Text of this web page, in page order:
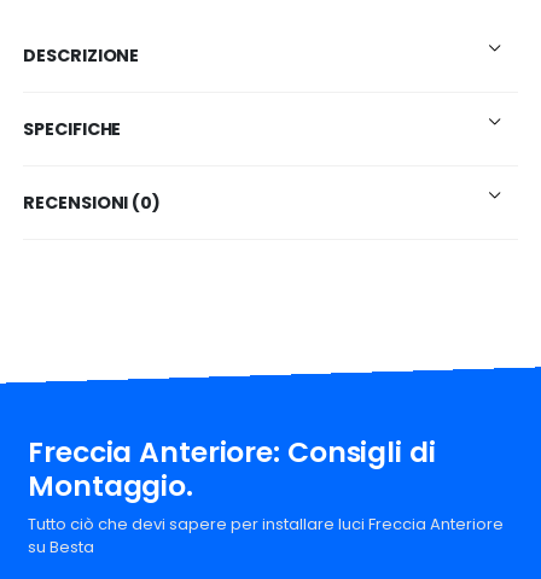
DESCRIZIONE
SPECIFICHE
RECENSIONI (0)
Freccia Anteriore: Consigli di
Montaggio.
Tutto ciò che devi sapere per installare luci Freccia Anteriore
su Besta